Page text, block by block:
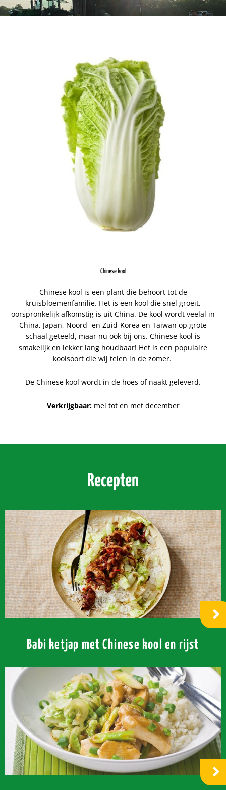
Chinese kool
Chinese kool is een plant die behoort tot de
kruisbloemenfamilie. Het is een kool die snel groeit,
oorspronkelijk afkomstig is uit China. De kool wordt veelal in
China, Japan, Noord- en Zuid-Korea en Taiwan op grote
schaal geteeld, maar nu ook bij ons. Chinese kool is
smakelijk en lekker lang houdbaar! Het is een populaire
koolsoort die wij telen in de zomer.
De Chinese kool wordt in de hoes of naakt geleverd.
Verkrijgbaar:mei tot en met december
Recepten
Babi ketjap met Chinese kool en rijst